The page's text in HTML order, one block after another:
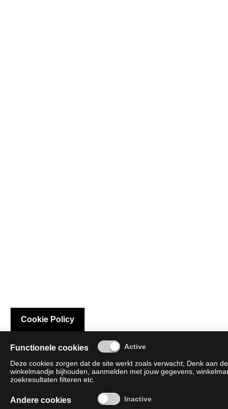
Cookie Policy
Functionele cookies
Deze cookies zorgen dat de site werkt zoals verwacht; Denk aan
winkelmandje bijhouden, aanmelden met jouw gegevens,
zoekresultaten filteren etc.
Andere cookies